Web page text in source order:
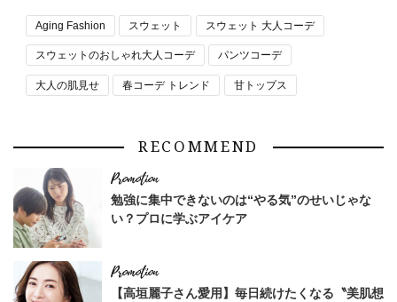
Aging Fashion スウェット スウェット 大人コーデ
スウェットのおしゃれ大人コーデ パンツコーデ
大人の肌見せ 春コーデ トレンド 甘トップス
RECOMMEND
勉強に集中できないのは“やる気”のせいじゃな
い？プロに学ぶアイケア
【高垣麗子さん愛用】毎日続けたくなる〝美肌想